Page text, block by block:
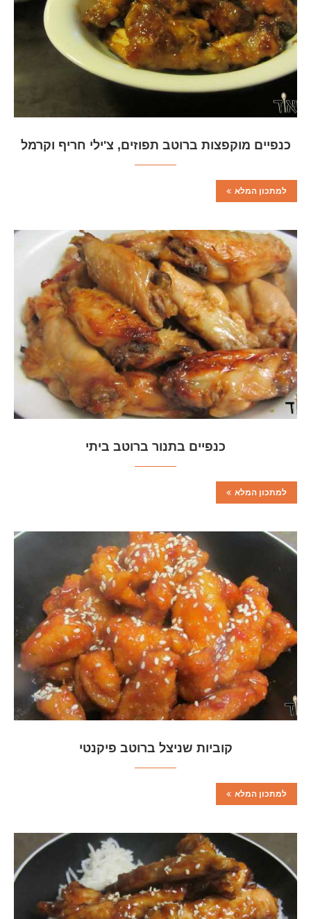
כנפיים מוקפצות ברוטב תפוזים, צ'ילי חריף וקרמל
למתכון המלא
כנפיים בתנור ברוטב ביתי
למתכון המלא
קוביות שניצל ברוטב פיקנטי
למתכון המלא